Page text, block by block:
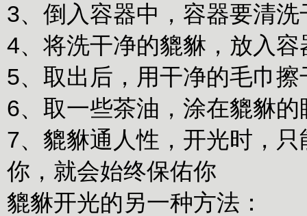
3、倒入容器中，容器要清洗
4、将洗干净的貔貅，放入
5、取出后，用干净的毛巾擦
6、取一些茶油，涂在貔貅
7、貔貅通人性，开光时，
你，就会始终保佑你
貔貅开光的另一种方法：